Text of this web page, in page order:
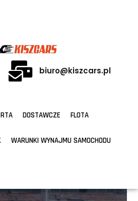
biuro@kiszcars.pl
DOSTAWCZE FLOTA
WARUNKI WYNAJMU SAMOCHODU